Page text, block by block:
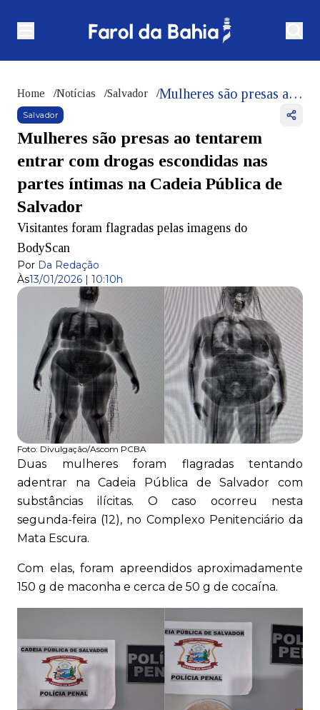
Home /Notícias /Salvador / Mulheres são presas ao tentarem entrar com drogas escondidas nas partes íntimas na Cadeia Pública de Salvador
Salvador
Mulheres são presas ao tentarem
entrar com drogas escondidas nas
partes íntimas na Cadeia Pública de
Salvador
Visitantes foram flagradas pelas imagens do
BodyScan
Por Da Redação
Às13/01/2026 | 10:10h
Foto: Divulgação/Ascom PCBA
Duas mulheres foram flagradas tentando
adentrar na Cadeia Pública de Salvador com
substâncias ilícitas. O caso ocorreu nesta
segunda-feira (12), no Complexo Penitenciário da
Mata Escura.
Com elas, foram apreendidos aproximadamente
150 g de maconha e cerca de 50 g de cocaína.